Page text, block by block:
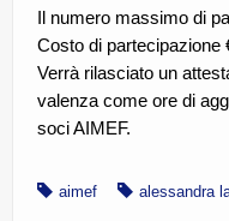
Il numero massimo di
Costo di partecipazione
Verrà rilasciato un
valenza come ore di
soci AIMEF.
aimef alessandra